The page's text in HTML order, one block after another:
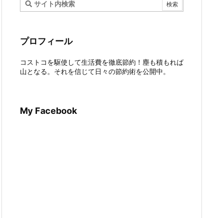
プロフィール
コストコを駆使して生活費を徹底節約！塵も積もれば
山となる。それを信じて日々の節約術を公開中。
My Facebook